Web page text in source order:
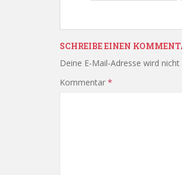
SCHREIBE EINEN
Deine E-Mail-Adresse wird
Kommentar *